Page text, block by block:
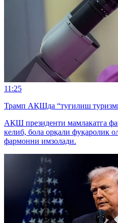
11:25
Трамп АҚШда “туғилиш
АҚШ президенти мамлакатга
келиб, бола орқали фуқаролик
фармонни имзолади.